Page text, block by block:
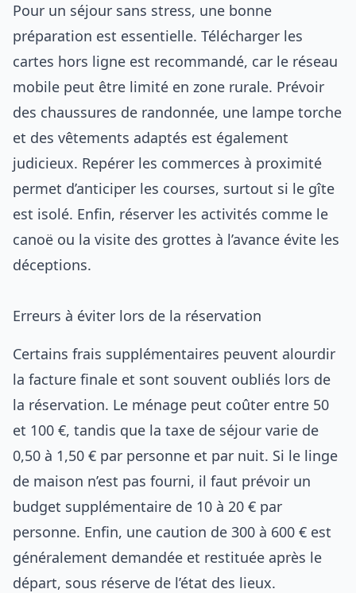
Pour un séjour sans stress, une bonne
préparation est essentielle. Télécharger les
cartes hors ligne est recommandé, car le réseau
mobile peut être limité en zone rurale. Prévoir
des chaussures de randonnée, une lampe torche
et des vêtements adaptés est également
judicieux. Repérer les commerces à proximité
permet d’anticiper les courses, surtout si le gîte
est isolé. Enfin, réserver les activités comme le
canoë ou la visite des grottes à l’avance évite les
déceptions.
Erreurs à éviter lors de la réservation
Certains frais supplémentaires peuvent alourdir
la facture finale et sont souvent oubliés lors de
la réservation. Le ménage peut coûter entre 50
et 100 €, tandis que la taxe de séjour varie de
0,50 à 1,50 € par personne et par nuit. Si le linge
de maison n’est pas fourni, il faut prévoir un
budget supplémentaire de 10 à 20 € par
personne. Enfin, une caution de 300 à 600 € est
généralement demandée et restituée après le
départ, sous réserve de l’état des lieux.